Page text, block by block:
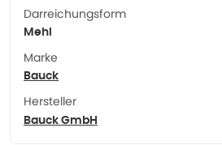
Darreichungsform
Mehl
Marke
Bauck
Hersteller
Bauck GmbH